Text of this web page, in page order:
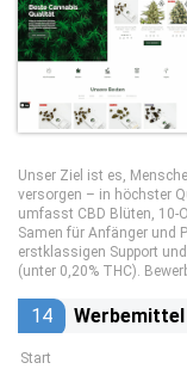
Unser Ziel ist es,
versorgen – in höchster
umfasst CBD Blüten, 10-
Samen für Anfänger und
erstklassigen Support
(unter 0,20% THC).
14 Werbemittel
Start